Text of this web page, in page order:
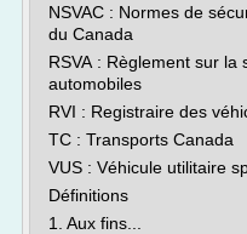
NSVAC : Normes de
du Canada
RSVA : Règlement sur la
automobiles
RVI : Registraire des
TC : Transports Canada
VUS : Véhicule utilitaire
Définitions
1. Aux fins...